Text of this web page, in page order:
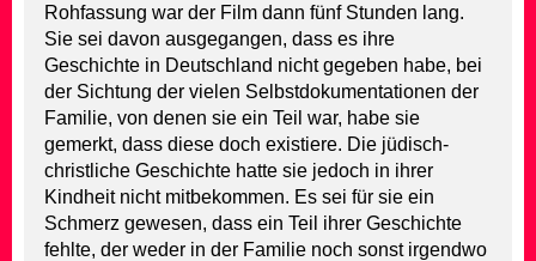
Rohfassung war der Film dann fünf Stunden lang.
Sie sei davon ausgegangen, dass es ihre
Geschichte in Deutschland nicht gegeben habe, bei
der Sichtung der vielen Selbstdokumentationen der
Familie, von denen sie ein Teil war, habe sie
gemerkt, dass diese doch existiere. Die jüdisch-
christliche Geschichte hatte sie jedoch in ihrer
Kindheit nicht mitbekommen. Es sei für sie ein
Schmerz gewesen, dass ein Teil ihrer Geschichte
fehlte, der weder in der Familie noch sonst irgendwo